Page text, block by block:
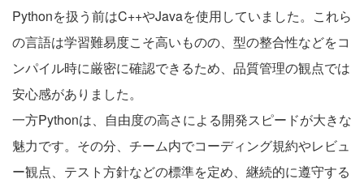
Pythonを扱う前はC++やJavaを使用していました。これら
の言語は学習難易度こそ高いものの、型の整合性などをコ
ンパイル時に厳密に確認できるため、品質管理の観点では
安心感がありました。
一方Pythonは、自由度の高さによる開発スピードが大きな
魅力です。その分、チーム内でコーディング規約やレビュ
ー観点、テスト方針などの標準を定め、継続的に遵守する